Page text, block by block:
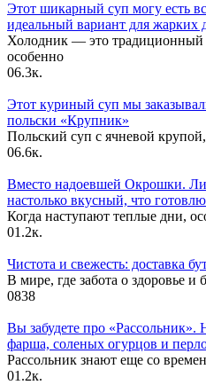
Этот шикарный суп могу есть
идеальный вариант для жарких
Холодник — это традиционный
особенно
06.3к.
Этот куриный суп мы
польски «Крупник»
Польский суп с ячневой
06.6к.
Вместо надоевшей Окрошки.
настолько вкусный, что
Когда наступают теплые дни,
01.2к.
Чистота и свежесть: доставка
В мире, где забота о здоровье и
0838
Вы забудете про «Рассольник».
фарша, соленых огурцов и
Рассольник знают еще со
01.2к.